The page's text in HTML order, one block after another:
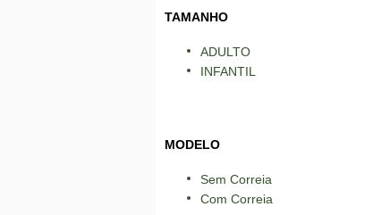
TAMANHO
ADULTO
INFANTIL
MODELO
Sem Correia
Com Correia